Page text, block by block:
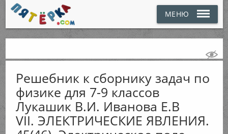
МЕНЮ
Решебник к сборнику задач по
физике для 7-9 классов
Лукашик В.И. Иванова Е.В
VII. ЭЛЕКТРИЧЕСКИЕ ЯВЛЕНИЯ.